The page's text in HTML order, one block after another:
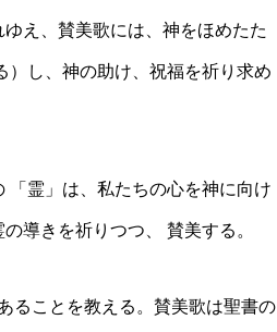
え、賛美歌には、神をほめたた
）し、神の助け、祝福を祈り求め
「霊」は、私たちの心を神に向け
導きを祈りつつ、 賛美する。
ることを教える。賛美歌は聖書の